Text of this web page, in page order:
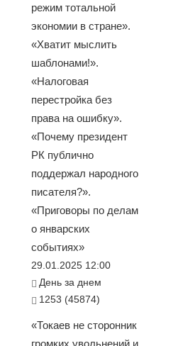
режим тотальной
экономии в стране».
«Хватит мыслить
шаблонами!».
«Налоговая
перестройка без
права на ошибку».
«Почему президент
РК публично
поддержал народного
писателя?».
«Приговоры по делам
о январских
событиях»
29.01.2025 12:00
День за днем
1253 (45874)
«Токаев не сторонник
громких увольнений и